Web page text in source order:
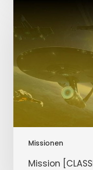
Missionen
[CLASSIFIED]
Teil
Mission